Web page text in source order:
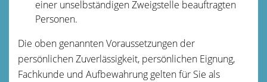
einer unselbständigen Zweigstelle beauftragten
Personen.
Die oben genannten Voraussetzungen der
persönlichen Zuverlässigkeit, persönlichen Eignung,
Fachkunde und Aufbewahrung gelten für Sie als